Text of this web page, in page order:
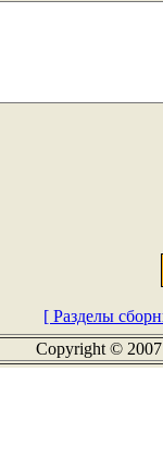
[ Разделы
Copyright ©